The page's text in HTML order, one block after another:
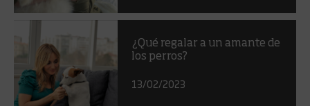
¿Qué regalar a un amante de
los perros?
13/02/2023